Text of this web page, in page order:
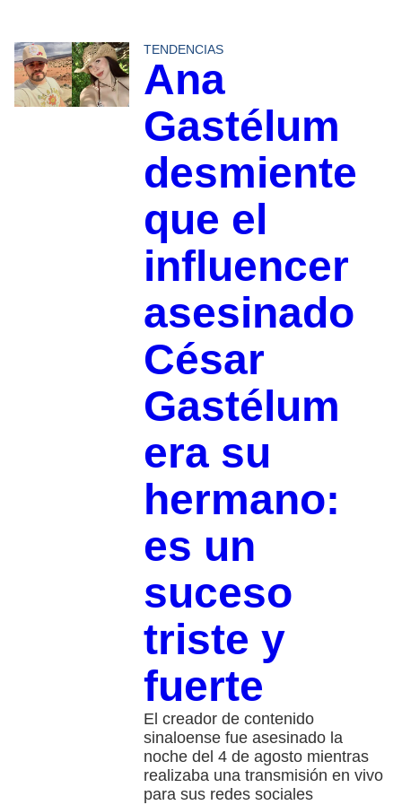
TENDENCIAS
Ana
Gastélum
desmiente
que el
influencer
asesinado
César
Gastélum
era su
hermano:
es un
suceso
triste y
fuerte
El creador de contenido
sinaloense fue asesinado la
noche del 4 de agosto mientras
realizaba una transmisión en vivo
para sus redes sociales